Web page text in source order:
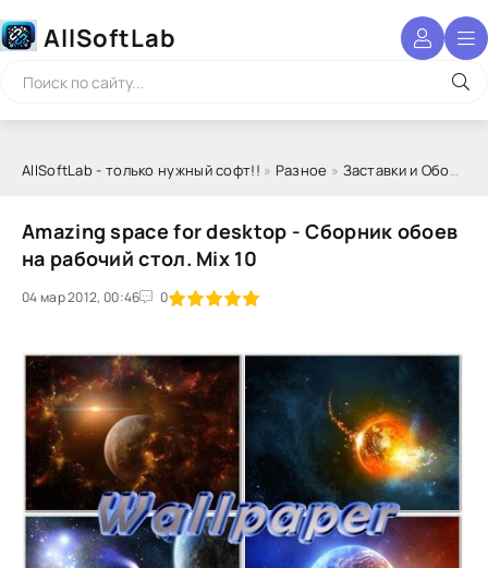
AllSoftLab
AllSoftLab - только нужный софт!! » Разное » Заставки и Обои
Amazing space for desktop - Сборник обоев
на рабочий стол. Mix 10
04 мар 2012, 00:46 0
1 2 3 4 5